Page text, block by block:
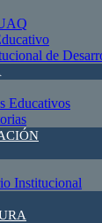
de
Educativos
Institucional